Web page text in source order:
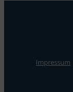
Impressum